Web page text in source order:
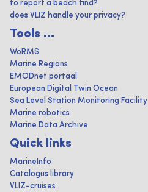
to report a beach find?
does VLIZ handle your privacy?
Tools ...
WoRMS
Marine Regions
EMODnet portaal
European Digital Twin Ocean
Sea Level Station Monitoring Facility
Marine robotics
Marine Data Archive
Quick links
MarineInfo
Catalogus library
VLIZ-cruises